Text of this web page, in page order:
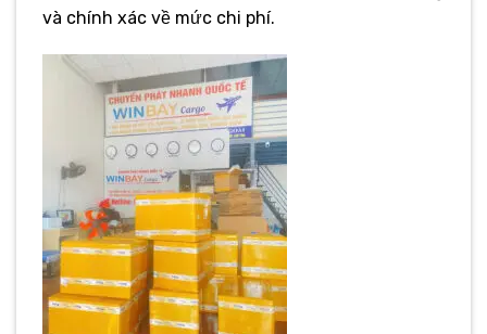
và chính xác về mức chi phí.